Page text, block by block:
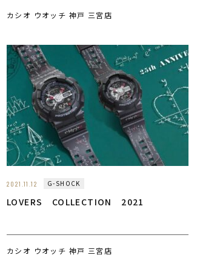
カシオ ウオッチ 神戸 三宮店
2021.11.12 G-SHOCK
LOVERS COLLECTION 2021
カシオ ウオッチ 神戸 三宮店